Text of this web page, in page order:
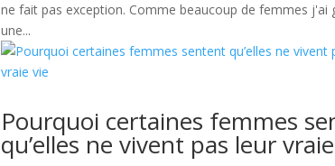
ne fait pas exception. Comme beaucoup de femmes j'ai
une...
Pourquoi certaines femmes
qu’elles ne vivent pas leur